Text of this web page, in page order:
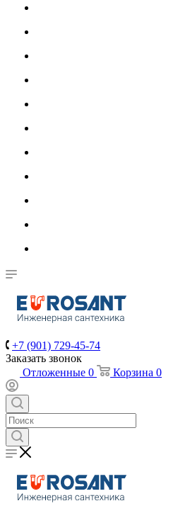
+7 (901) 729-45-74
Заказать звонок
Отложенные 0 Корзина 0